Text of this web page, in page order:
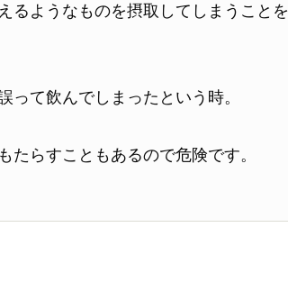
るようなものを摂取してしまうことを
て飲んでしまったという時。
らすこともあるので危険です。